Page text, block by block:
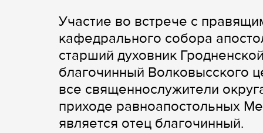
Участие во встрече с
кафедрального собора
старший духовник
благочинный Волковысского
все священнослужители
приходе равноапостольных
является отец благочинный.